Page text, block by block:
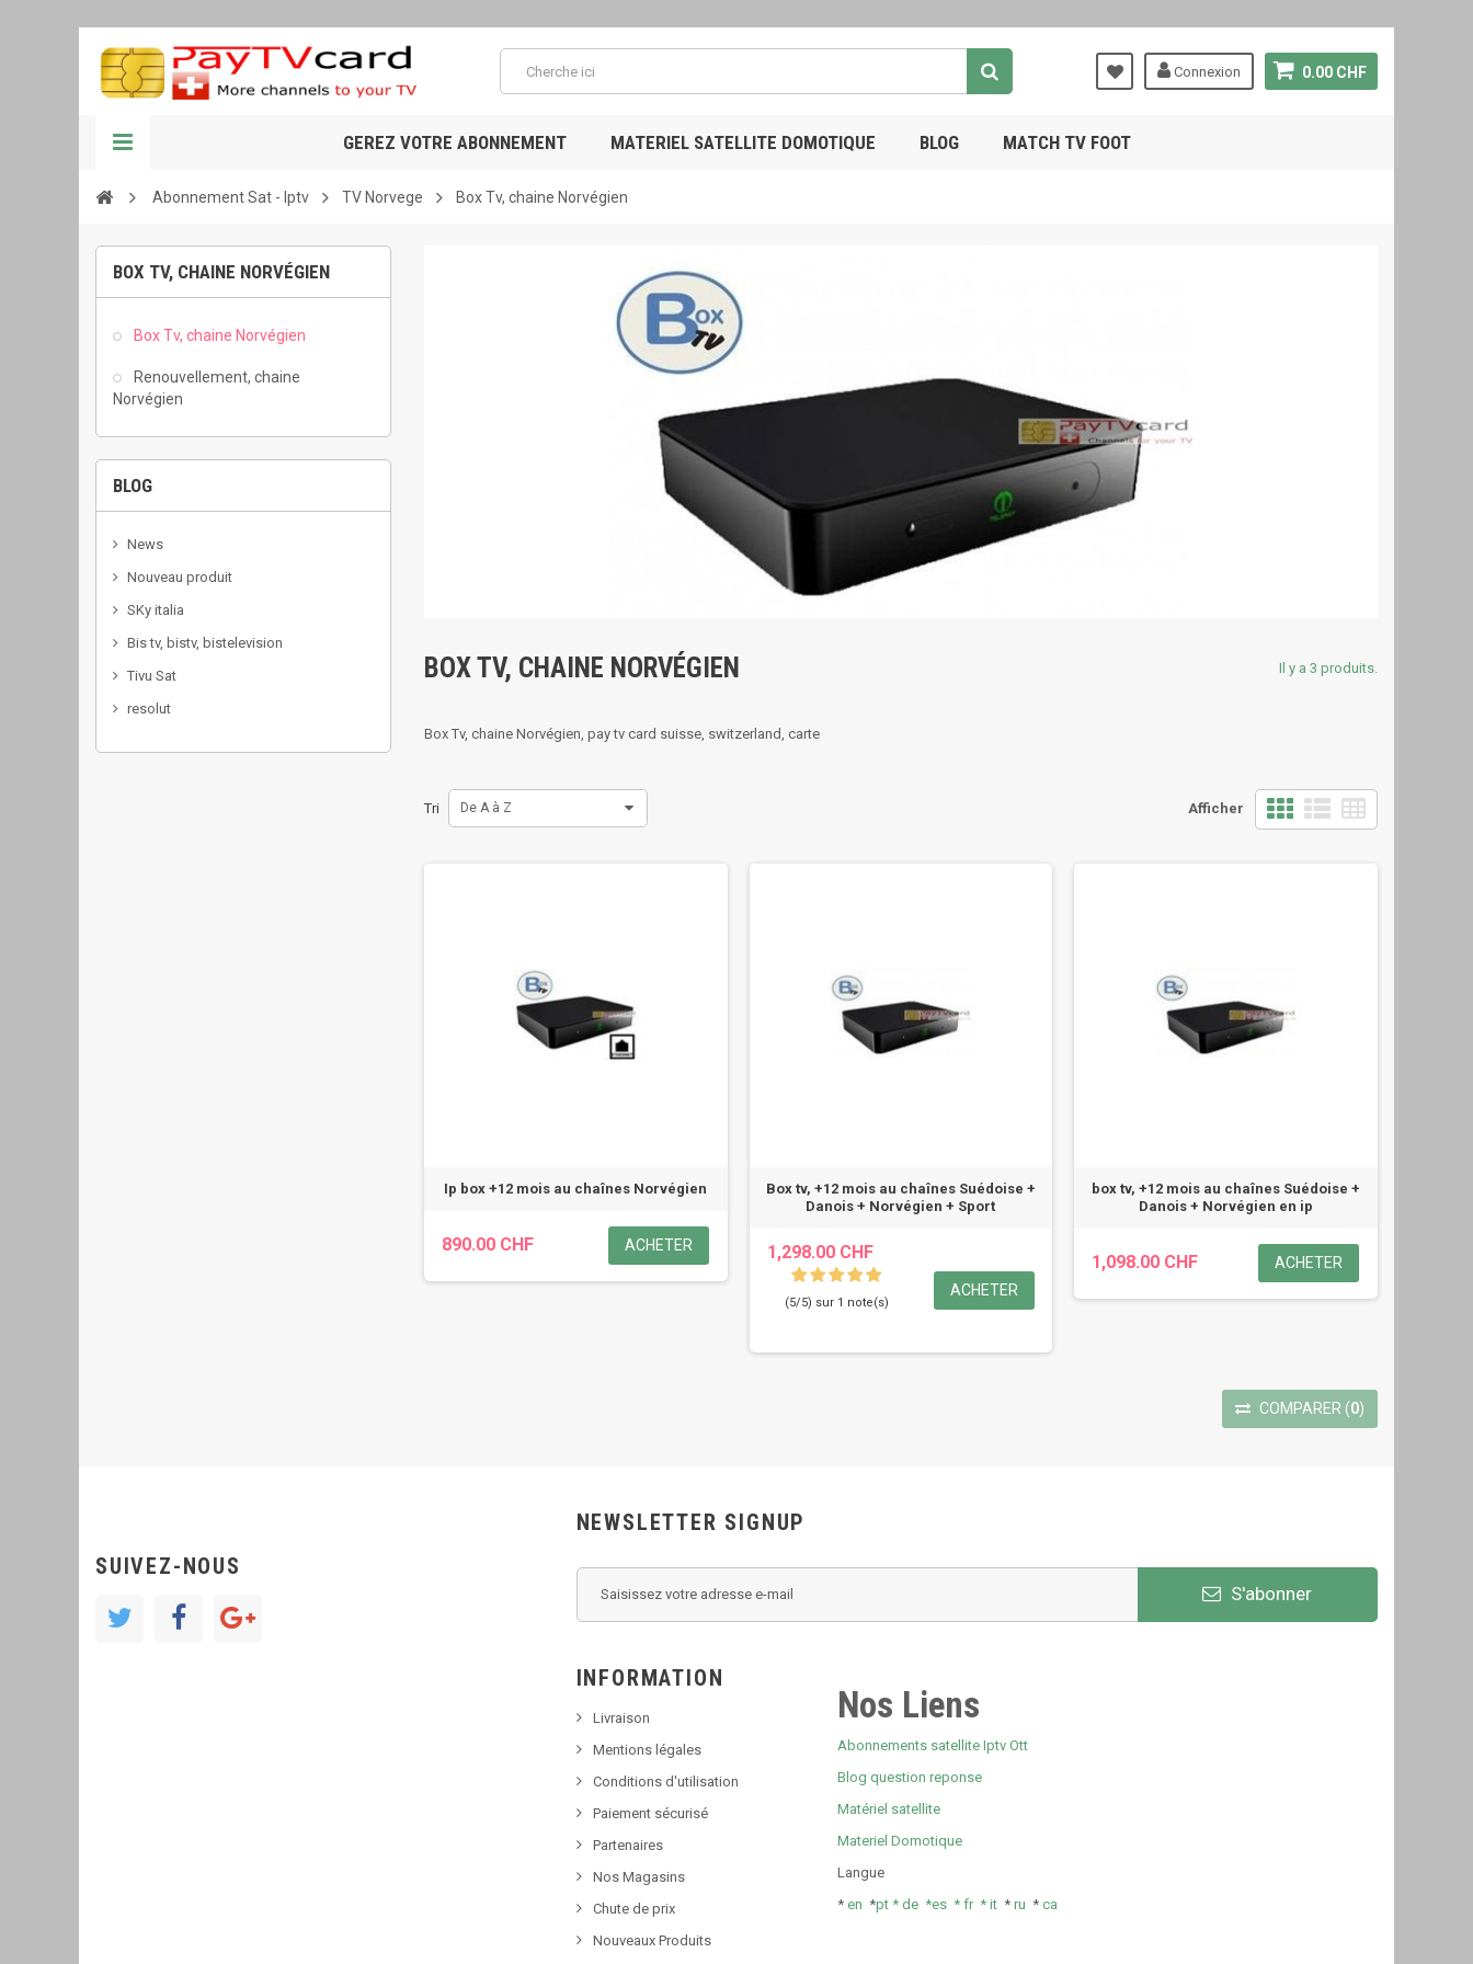
0.00 CHF
Connexion
GEREZ VOTRE ABONNEMENT MATERIEL SATELLITE DOMOTIQUE BLOG MATCH TV FOOT
Abonnement Sat - Iptv TV Norvege Box Tv, chaine Norvégien
BOX TV, CHAINE NORVÉGIEN
Box Tv, chaine Norvégien
Renouvellement, chaine
Norvégien
BLOG
News
Nouveau produit
SKy italia
Bis tv, bistv, bistelevision
Tivu Sat
resolut
BOX TV, CHAINE NORVÉGIEN Il y a 3 produits.
Box Tv, chaine Norvégien, pay tv card suisse, switzerland, carte
Afficher
Tri De A à Z
Ip box +12 mois au chaînes Norvégien
890.00 CHF ACHETER
Box tv, +12 mois au chaînes Suédoise +
Danois + Norvégien + Sport
1,298.00 CHF
(5/5) sur 1 note(s)
ACHETER
box tv, +12 mois au chaînes Suédoise +
Danois + Norvégien en ip
1,098.00 CHF ACHETER
COMPARER (0)
SUIVEZ-NOUS
NEWSLETTER SIGNUP
S'abonner
INFORMATION
Livraison
Mentions légales
Conditions d'utilisation
Paiement sécurisé
Partenaires
Nos Magasins
Chute de prix
Nouveaux Produits
Nos Liens
Abonnements satellite Iptv Ott
Blog question reponse
Matériel satellite
Materiel Domotique
Langue
*en *pt * de *es *fr*it *ru *ca